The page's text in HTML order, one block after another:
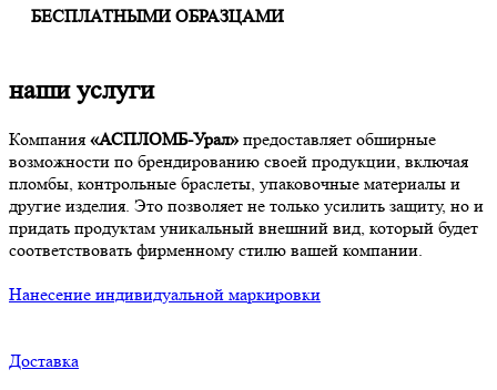
БЕСПЛАТНЫМИ ОБРАЗЦАМИ
наши услуги
Компания «АСПЛОМБ-Урал» предоставляет обширные
возможности по брендированию своей продукции, включая
пломбы, контрольные браслеты, упаковочные материалы и
другие изделия. Это позволяет не только усилить защиту, но и
придать продуктам уникальный внешний вид, который будет
соответствовать фирменному стилю вашей компании.
Нанесение индивидуальной маркировки
Доставка